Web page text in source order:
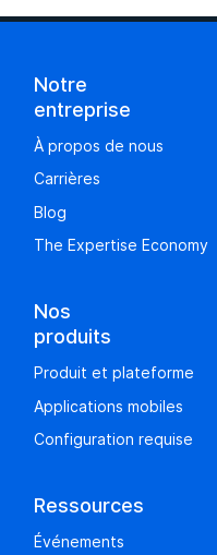
Notre
entreprise
À propos de nous
Carrières
Blog
The Expertise Economy
Nos
produits
Produit et plateforme
Applications mobiles
Configuration requise
Ressources
Événements